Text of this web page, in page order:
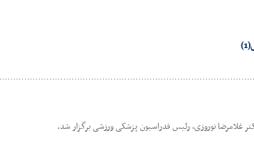
نوروزی، رئیس فدراسیون پزشکی ورزشی برگزار شد.